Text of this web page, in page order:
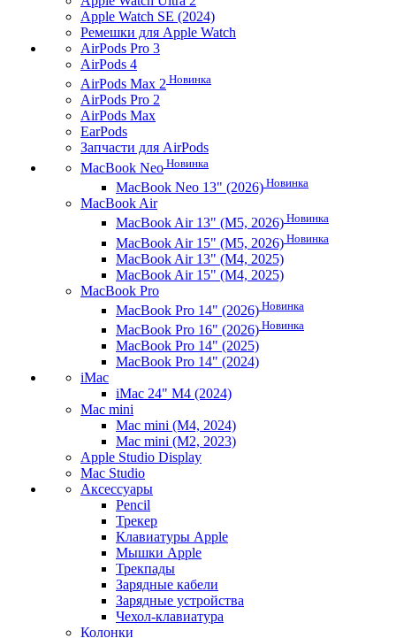
Apple Watch SE (2024)
Ремешки для Apple Watch
AirPods Pro 3
AirPods 4
AirPods Max 2 Новинка
AirPods Pro 2
AirPods Max
EarPods
Запчасти для AirPods
MacBook Neo Новинка
MacBook Neo 13" (2026) Новинка
MacBook Air
MacBook Air 13" (M5, 2026) Новинка
MacBook Air 15" (M5, 2026) Новинка
MacBook Air 13" (M4, 2025)
MacBook Air 15" (M4, 2025)
MacBook Pro
MacBook Pro 14" (2026) Новинка
MacBook Pro 16" (2026) Новинка
MacBook Pro 14" (2025)
MacBook Pro 14" (2024)
iMac
iMac 24" M4 (2024)
Mac mini
Mac mini (M4, 2024)
Mac mini (M2, 2023)
Apple Studio Display
Mac Studio
Аксессуары
Pencil
Трекер
Клавиатуры Apple
Мышки Apple
Трекпады
Зарядные кабели
Зарядные устройства
Чехол-клавиатура
Колонки